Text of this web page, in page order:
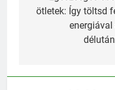
ötletek: Így töltsd
energiával